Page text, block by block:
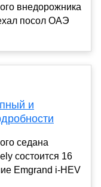
внедорожника
посол ОАЭ
и
седана
состоится 16
Emgrand i-HEV